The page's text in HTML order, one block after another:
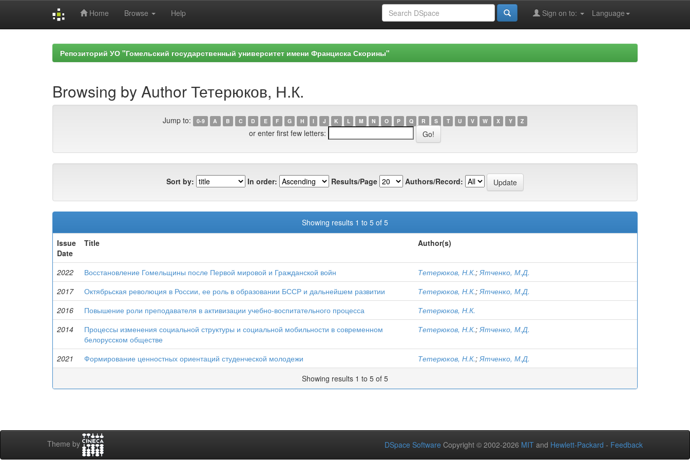
Home Browse Help Language
Sign on to:
Репозиторий УО "Гомельский государственный университет имени Франциска Скорины"
Browsing by Author Тетерюков, Н.К.
Jump to: 0-9 A B C D E F G H I J K L M N O P Q R S T U V W X Y Z
or enter first few letters:
Sort by: In order: Results/Page Authors/Record:
Showing results 1 to 5 of 5
Issue
Date
Title Author(s)
2022 Восстановление Гомельщины после Первой мировой и Гражданской войн Тетерюков, Н.К.;Ятченко, М.Д.
2017
Октябрьская революция в России, ее роль в образовании БССР и дальнейшем развитии Тетерюков, Н.К.;Ятченко, М.Д.
2016
Повышение роли преподавателя в активизации учебно-воспитательного процесса
Тетерюков, Н.К.
2014
Процессы изменения социальной структуры и социальной мобильности в современном
белорусском обществе
Тетерюков, Н.К.;Ятченко, М.Д.
2021 Формирование ценностных ориентаций студенческой молодежи Тетерюков, Н.К.;Ятченко, М.Д.
Showing results 1 to 5 of 5
Theme by DSpace Software Copyright © 2002-2026 MIT and Hewlett-Packard - Feedback